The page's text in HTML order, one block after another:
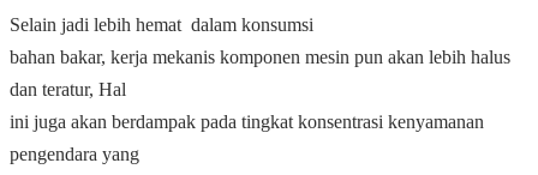
Selain jadi lebih hemat dalam konsumsi
bahan bakar, kerja mekanis komponen mesin pun akan lebih halus
dan teratur, Hal
ini juga akan berdampak pada tingkat konsentrasi kenyamanan
pengendara yang